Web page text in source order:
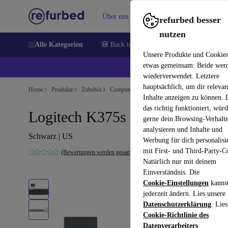
refurbed besser
nutzen
Unsere Produkte und
etwas gemeinsam: Beide
wiederverwendet. Letztere
hauptsächlich, um dir
Inhalte anzeigen zu können.
das richtig funktioniert,
gerne dein Browsing-
analysieren und Inhalte und
Werbung für dich
mit First- und Third-Party-
Natürlich nur mit deinem
Einverständnis. Die
Cookie-Einstellungen
jederzeit ändern. Lies unsere
Datenschutzerklärung.
Cookie-Richtlinie des
Datenverarbeiters
Über uns Verkaufen Hilfe
Alle Kategorien 🎒 Back to school
💰
Home Produkte Zubehör Computer Zubehör Tastaturen
Logitech K375s
Schwarz | US
(Bewertungen werden gesammelt)